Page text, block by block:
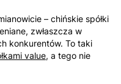
– chińskie spółki
zwłaszcza w
konkurentów. To taki
value, a tego nie